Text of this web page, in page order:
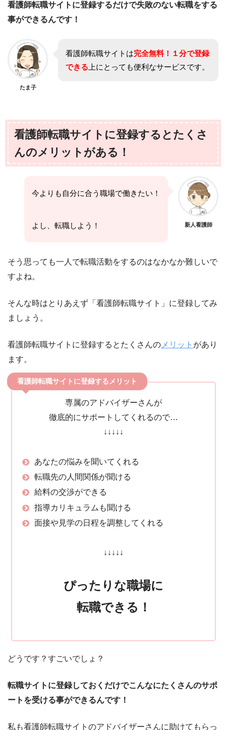
看護師転職サイトに登録するだけで失敗のない転職をする
事ができるんです！
たま子
看護師転職サイトは完全無料！ １分で登録
できる上にとっても便利なサービスです。
看護師転職サイトに登録するとたくさ
んのメリットがある！
今よりも自分に合う職場で働きたい！
よし、転職しよう！ 新人看護師
そう思っても一人で転職活動をするのはなかなか難しいで
すよね。
そんな時はとりあえず「看護師転職サイト」に登録してみ
ましょう。
看護師転職サイトに登録するとたくさんの メリット があり
ます。
看護師転職サイトに登録するメリット
専属のアドバイザーさんが
徹底的にサポートしてくれるので…
↓↓↓↓↓
あなたの悩みを聞いてくれる
転職先の人間関係が聞ける
給料の交渉ができる
指導カリキュラムも聞ける
面接や見学の日程を調整してくれる
↓↓↓↓↓
ぴったりな職場に
転職できる！
どうです？すごいでしょ？
転職サイトに登録しておくだけでこんなにたくさんのサポ
ートを受ける事ができるんです！
私も看護師転職サイトのアドバイザーさんに助けてもらっ